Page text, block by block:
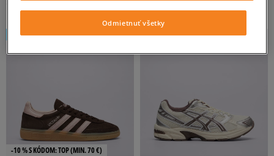
NEW
-10 % S KÓDOM: TOP (MIN. 70 €)
NEW
Odmietnuť všetky